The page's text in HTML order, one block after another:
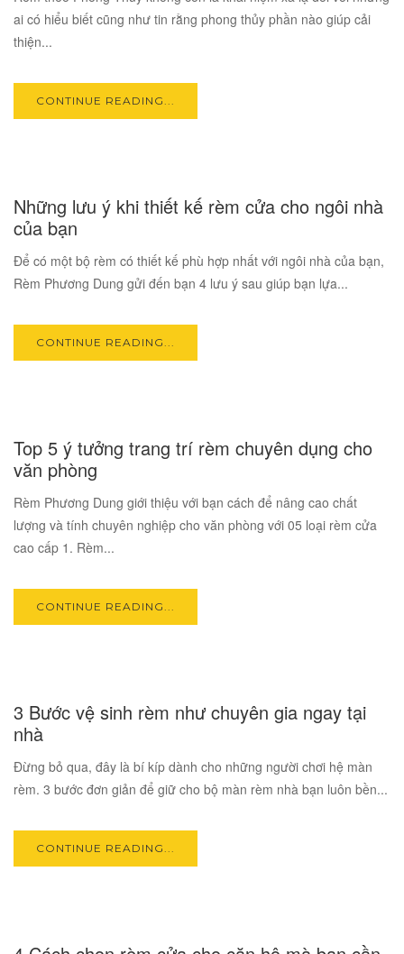
ai có hiểu biết cũng như tin rằng phong thủy phần nào giúp cải
thiện...
CONTINUE READING...
OCT
Những lưu ý khi thiết kế rèm cửa cho ngôi nhà
của bạn
Để có một bộ rèm có thiết kế phù hợp nhất với ngôi nhà của bạn,
Rèm Phương Dung gửi đến bạn 4 lưu ý sau giúp bạn lựa...
CONTINUE READING...
OCT
Top 5 ý tưởng trang trí rèm chuyên dụng cho
văn phòng
Rèm Phương Dung giới thiệu với bạn cách để nâng cao chất
lượng và tính chuyên nghiệp cho văn phòng với 05 loại rèm cửa
cao cấp 1. Rèm...
CONTINUE READING...
OCT
3 Bước vệ sinh rèm như chuyên gia ngay tại
nhà
Đừng bỏ qua, đây là bí kíp dành cho những người chơi hệ màn
rèm. 3 bước đơn giản để giữ cho bộ màn rèm nhà bạn luôn bền...
CONTINUE READING...